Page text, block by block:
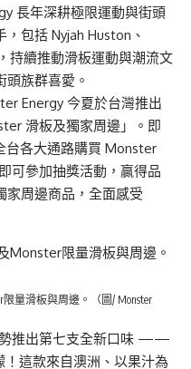
長年深耕極限運動與街頭
包括 Nyjah Huston、
持續推動滑板運動與潮流文
族群喜愛。
Energy 今夏於台灣推出
滑板及獨家周邊」。即
台各大通路購買 Monster
可參加抽獎活動，贏得品
家周邊商品，全面感受
限量滑板與周邊。（圖/ Monster
推出第七支全新口味 ——
這款來自澳洲、以果汁為